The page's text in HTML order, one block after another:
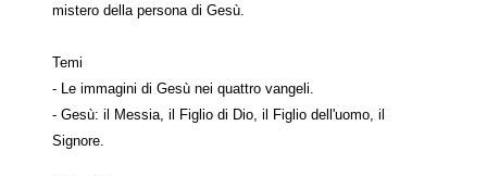
mistero della persona di Gesù.
Temi
- Le immagini di Gesù nei quattro vangeli.
- Gesù: il Messia, il Figlio di Dio, il Figlio dell'uomo, il
Signore.